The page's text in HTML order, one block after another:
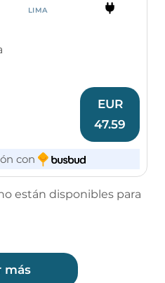
LIMA
EUR
47.59
con
están disponibles para
más